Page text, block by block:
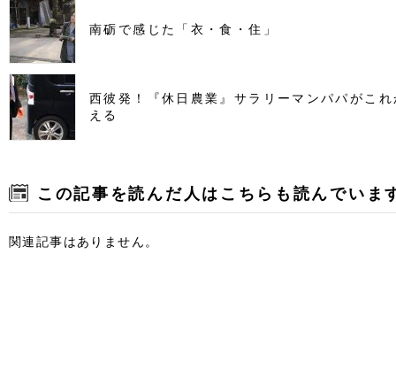
南砺で感じた「衣・食・住」
西彼発！『休日農業』サラリーマンパパがこ
える
この記事を読んだ人はこちらも読んでいま
関連記事はありません。